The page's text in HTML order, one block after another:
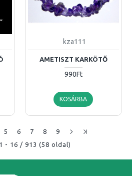
kza111
AMETISZT KARKÖTŐ
990Ft
KOSÁRBA
5 6 7 8
9
- 16 / 913 (58 oldal)